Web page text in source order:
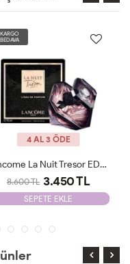
KARGO
BEDAVA
4 AL 3 ÖDE
Giorgio Armani Si Passione Edp 100 Ml JLT Woman
6.500 TL 2.205 TL
SEPETE EKLE